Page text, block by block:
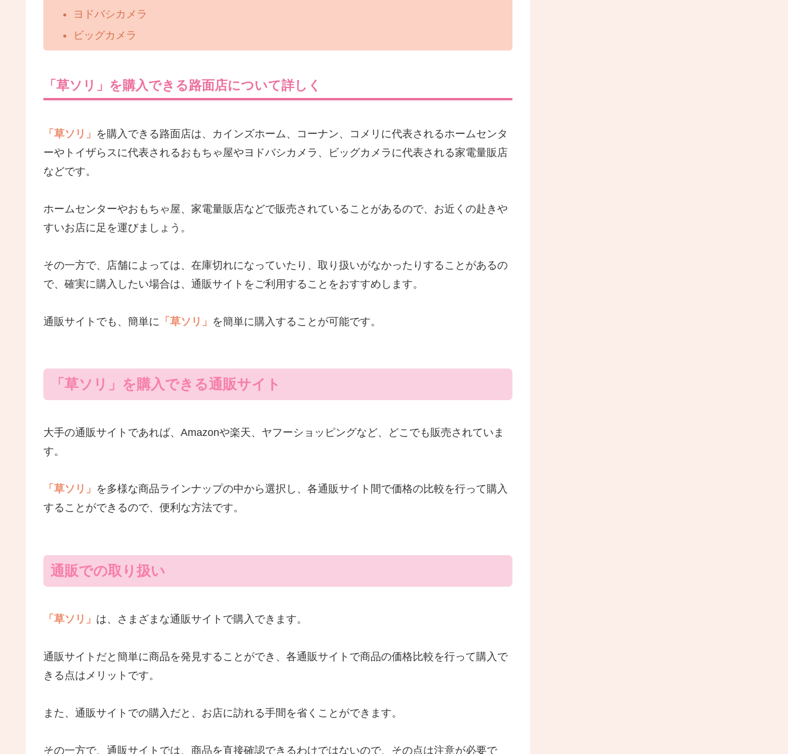
ヨドバシカメラ
ビッグカメラ
「草ソリ」を購入できる路面店について詳しく
「草ソリ」 を購入できる路面店は、カインズホーム、コーナン、コメリに代表されるホームセンタ
ーやトイザらスに代表されるおもちゃ屋やヨドバシカメラ、ビッグカメラに代表される家電量販店
などです。
ホームセンターやおもちゃ屋、家電量販店などで販売されていることがあるので、お近くの赴きや
すいお店に足を運びましょう。
その一方で、店舗によっては、在庫切れになっていたり、取り扱いがなかったりすることがあるの
で、確実に購入したい場合は、通販サイトをご利用することをおすすめします。
通販サイトでも、簡単に 「草ソリ」 を簡単に購入することが可能です。
「草ソリ」を購入できる通販サイト
大手の通販サイトであれば、Amazonや楽天、ヤフーショッピングなど、どこでも販売されていま
す。
「草ソリ」 を多様な商品ラインナップの中から選択し、各通販サイト間で価格の比較を行って購入
することができるので、便利な方法です。
通販での取り扱い
「草ソリ」 は、さまざまな通販サイトで購入できます。
通販サイトだと簡単に商品を発見することができ、各通販サイトで商品の価格比較を行って購入で
きる点はメリットです。
また、通販サイトでの購入だと、お店に訪れる手間を省くことができます。
その一方で、通販サイトでは、商品を直接確認できるわけではないので、その点は注意が必要で